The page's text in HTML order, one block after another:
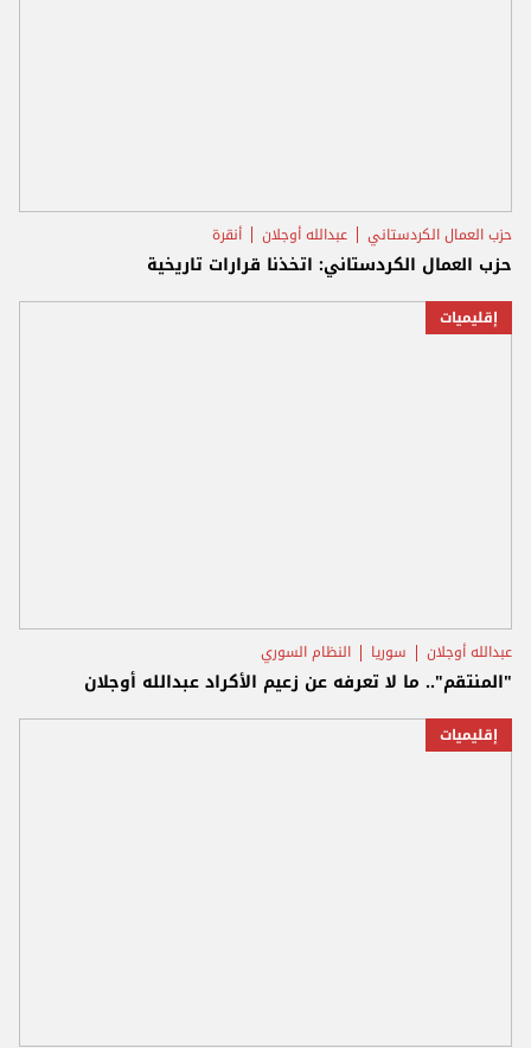
حزب العمال الكردستاني عبدالله أوجلان أنقرة
حزب العمال الكردستاني: اتخذنا قرارات تاريخية
إقليميات
عبدالله أوجلان سوريا النظام السوري
"المنتقم".. ما لا تعرفه عن زعيم الأكراد عبدالله أوجلان
إقليميات